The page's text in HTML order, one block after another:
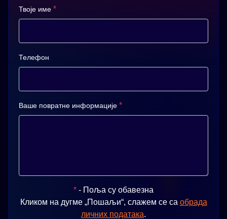
Твоје име *
Телефон
Ваше повратне информације *
* - Поља су обавезна
Кликом на дугме „Пошаљи“, слажем се са обрада
личних података.